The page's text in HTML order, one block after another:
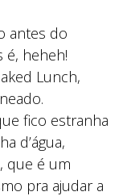
antes do
é, heheh!
Lunch,
fico estranha
d’água,
que é um
pra ajudar a